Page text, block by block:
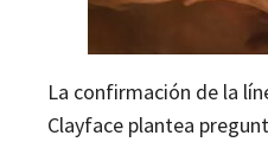
La confirmación de la
Clayface plantea